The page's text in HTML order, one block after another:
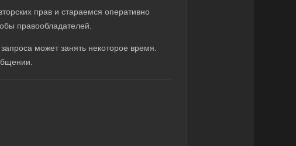
прав и стараемся оперативно
правообладателей.
может занять некоторое время.